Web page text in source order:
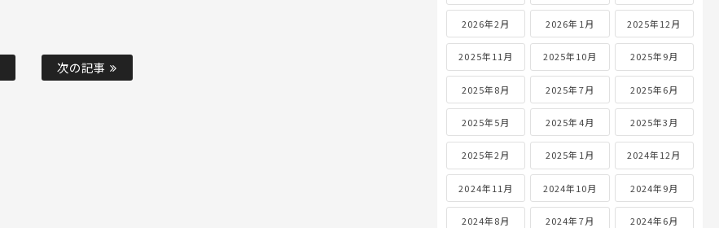
次の記事
2026年2月 2026年1月 2025年12月
2025年11月 2025年10月 2025年9月
2025年8月 2025年7月 2025年6月
2025年5月 2025年4月 2025年3月
2025年2月 2025年1月 2024年12月
2024年11月 2024年10月 2024年9月
2024年8月 2024年7月 2024年6月